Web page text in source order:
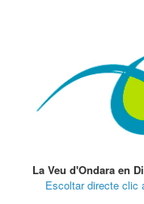
La Veu d'Ondara en
Escoltar directe clic